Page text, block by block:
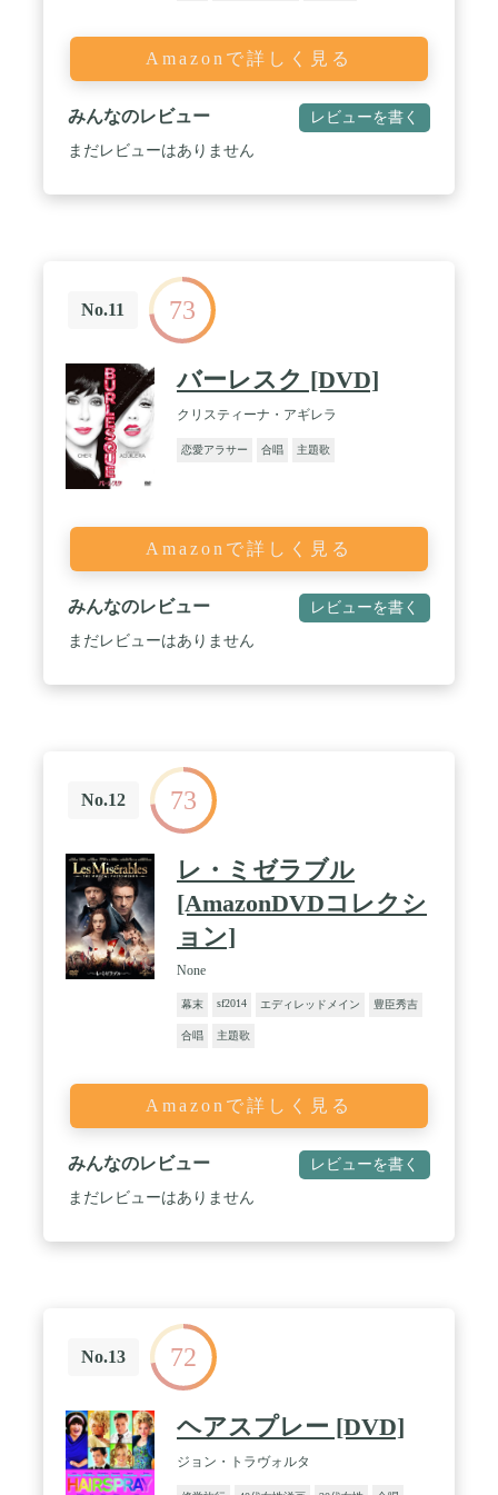
Amazonで詳しく見る
みんなのレビュー レビューを書く
まだレビューはありません
No.11 73
バーレスク [DVD]
クリスティーナ・アギレラ
恋愛アラサー 合唱 主題歌
Amazonで詳しく見る
みんなのレビュー レビューを書く
まだレビューはありません
No.12 73
レ・ミゼラブル
[AmazonDVDコレクシ
ョン]
None
幕末 sf2014 エディレッドメイン 豊臣秀吉
合唱 主題歌
Amazonで詳しく見る
みんなのレビュー レビューを書く
まだレビューはありません
No.13 72
ヘアスプレー [DVD]
ジョン・トラヴォルタ